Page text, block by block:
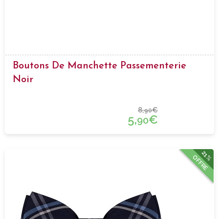
Boutons De Manchette Passementerie
Noir
8,90€
5,90€
21%
OFFRE